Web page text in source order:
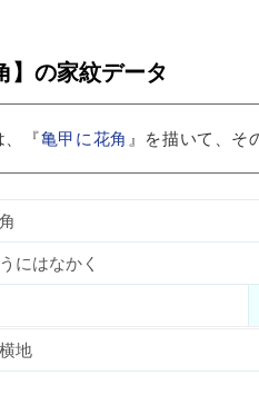
】の家紋データ
、『亀甲に花角 』を描いて、そ
にはなかく
地